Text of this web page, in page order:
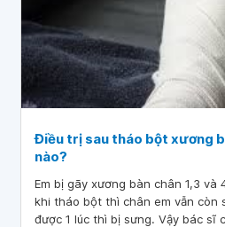
Điều trị sau tháo bột xương
nào?
Em bị gãy xương bàn chân 1,3 và
khi tháo bột thì chân em vẫn còn
được 1 lúc thì bị sưng. Vậy bác sĩ